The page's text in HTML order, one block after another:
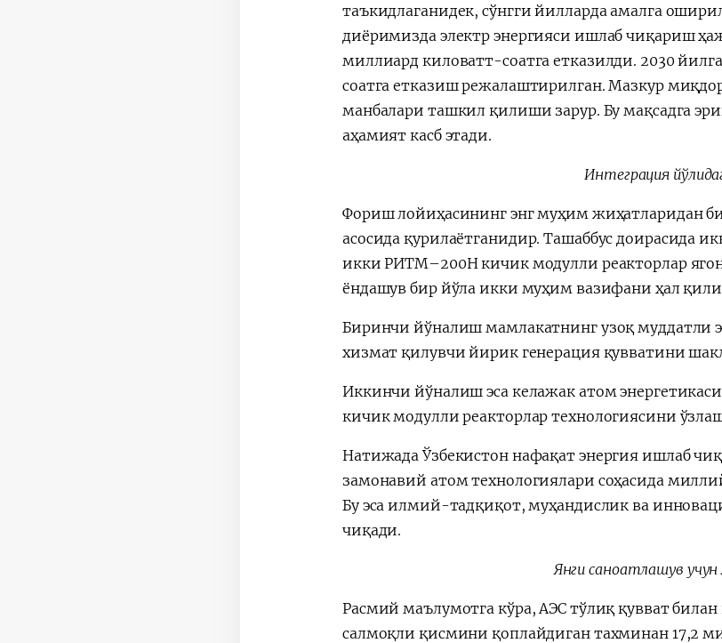
таъкидлаганидек, сўнгги йилларда амалга
диёримизда электр энергияси ишлаб чиқариш
миллиард киловатт-соатга етказилди. 2030
соатга етказиш режалаштирилган. Мазкур
манбалари ташкил қилиши зарур. Бу мақсадга
аҳамият касб этади.
Интеграция
Фориш лойиҳасининг энг муҳим жиҳатларидан
асосида қурилаётганидир. Ташаббус доирасида
икки РИТМ–200Н кичик модулли реакторлар
ёндашув бир йўла икки муҳим вазифани ҳал
Биринчи йўналиш мамлакатнинг узоқ муддатли
хизмат қилувчи йирик генерация қувватини
Иккинчи йўналиш эса келажак атом
кичик модулли реакторлар технологиясини
Натижада Ўзбекистон нафақат энергия ишлаб
замонавий атом технологиялари соҳасида
Бу эса илмий-тадқиқот, муҳандислик ва
чиқади.
Янги саноатлашув
Расмий маълумотга кўра, АЭС тўлиқ қувват
салмоқли қисмини қоплайдиган тахминан 17,2